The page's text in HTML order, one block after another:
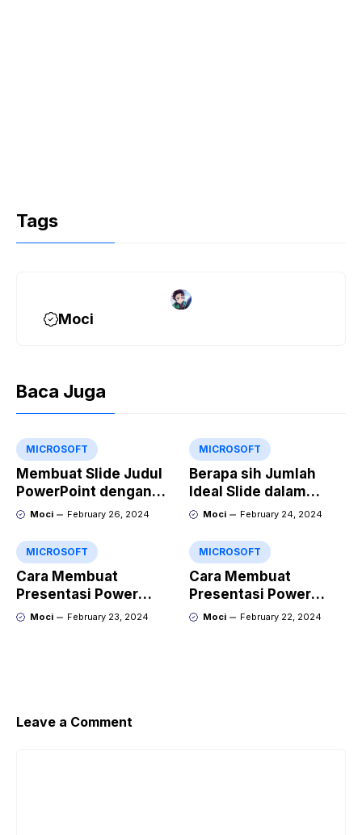
Tags
Moci
Baca Juga
MICROSOFT
Membuat Slide Judul
PowerPoint dengan
Video Animasi
Moci February 26, 2024
MICROSOFT
Berapa sih Jumlah
Ideal Slide dalam
Sebuah Materi Power
Moci February 24, 2024
MICROSOFT
Cara Membuat
Presentasi Power
Point yang Keren
Moci February 23, 2024
MICROSOFT
Cara Membuat
Presentasi Power
Point yang Menarik
Moci February 22, 2024
Leave a Comment